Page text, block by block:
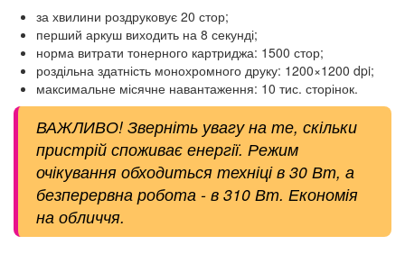
за хвилини роздруковує 20 стор;
перший аркуш виходить на 8 секунді;
норма витрати тонерного картриджа: 1500 стор;
роздільна здатність монохромного друку: 1200×1200 dpi;
максимальне місячне навантаження: 10 тис. сторінок.
ВАЖЛИВО! Зверніть увагу на те, скільки
пристрій споживає енергії. Режим
очікування обходиться техніці в 30 Вт, а
безперервна робота - в 310 Вт. Економія
на обличчя.